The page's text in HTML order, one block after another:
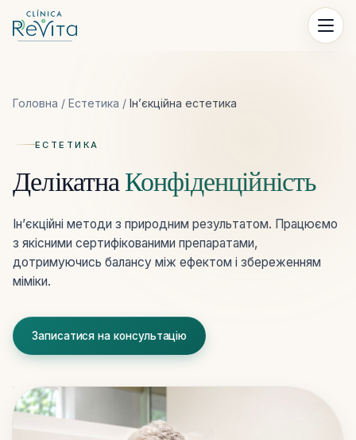
Перейти до контенту
Головна / Естетика / Ін’єкційна естетика
ЕСТЕТИКА
Делікатна Конфіденційність
Ін’єкційні методи з природним результатом. Працюємо
з якісними сертифікованими препаратами,
дотримуючись балансу між ефектом і збереженням
міміки.
Записатися на консультацію